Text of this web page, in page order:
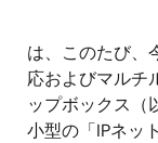
は、このたび、
応およびマルチ
ップボックス（
小型の「IPネッ